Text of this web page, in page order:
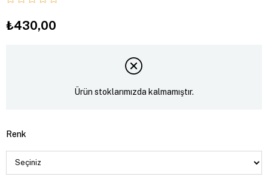
₺430,00
Ürün stoklarımızda kalmamıştır.
Renk